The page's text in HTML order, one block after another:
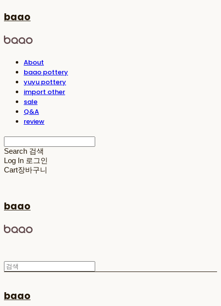
baao
About
baao pottery
yuyu pottery
import other
sale
Q&A
review
Search 검색
Log In 로그인
Cart장바구니
baao
baao